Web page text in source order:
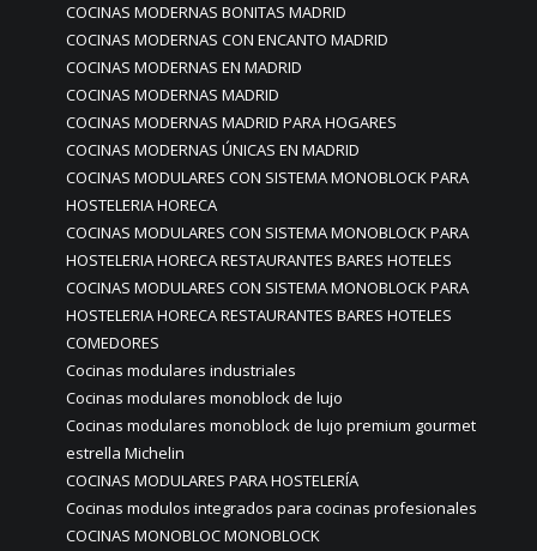
COCINAS MODERNAS BONITAS MADRID
COCINAS MODERNAS CON ENCANTO MADRID
COCINAS MODERNAS EN MADRID
COCINAS MODERNAS MADRID
COCINAS MODERNAS MADRID PARA HOGARES
COCINAS MODERNAS ÚNICAS EN MADRID
COCINAS MODULARES CON SISTEMA MONOBLOCK PARA
HOSTELERIA HORECA
COCINAS MODULARES CON SISTEMA MONOBLOCK PARA
HOSTELERIA HORECA RESTAURANTES BARES HOTELES
COCINAS MODULARES CON SISTEMA MONOBLOCK PARA
HOSTELERIA HORECA RESTAURANTES BARES HOTELES
COMEDORES
Cocinas modulares industriales
Cocinas modulares monoblock de lujo
Cocinas modulares monoblock de lujo premium gourmet
estrella Michelin
COCINAS MODULARES PARA HOSTELERÍA
Cocinas modulos integrados para cocinas profesionales
COCINAS MONOBLOC MONOBLOCK